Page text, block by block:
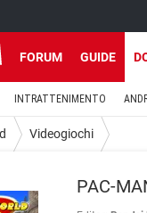
FORUM GUIDE
INTRATTENIMENTO
Videogiochi
PAC-